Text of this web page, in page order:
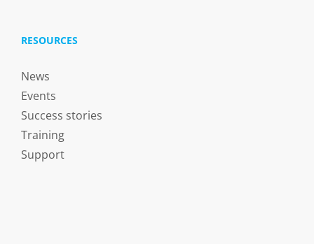
RESOURCES
News
Events
Success stories
Training
Support